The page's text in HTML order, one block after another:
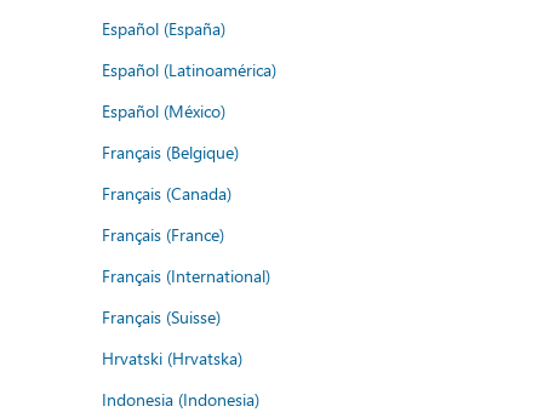
Español (España)
Español (Latinoamérica)
Español (México)
Français (Belgique)
Français (Canada)
Français (France)
Français (International)
Français (Suisse)
Hrvatski (Hrvatska)
Indonesia (Indonesia)